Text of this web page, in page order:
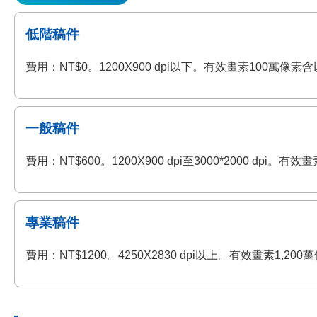
低階稿件
費用：NT$0。1200X900 dpi以下。有效畫素100萬像素
一般稿件
費用：NT$600。1200X900 dpi至3000*2000 dpi。有效
專業稿件
費用：NT$1200。4250X2830 dpi以上。有效畫素1,200